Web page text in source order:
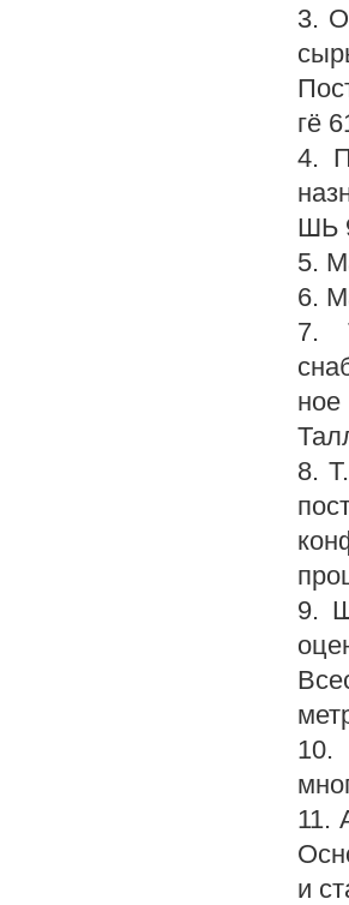
3.
гё
4.
ШЬ
5.
6.
7.
8.
9.
10.
11.
и